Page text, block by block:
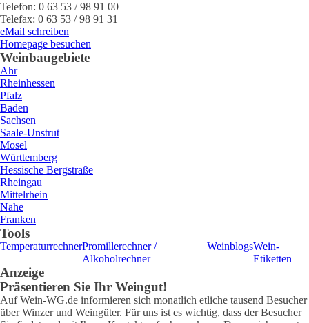
Telefon: 0 63 53 / 98 91 00
Telefax: 0 63 53 / 98 91 31
eMail schreiben
Homepage besuchen
Weinbaugebiete
Ahr
Rheinhessen
Pfalz
Baden
Sachsen
Saale-Unstrut
Mosel
Württemberg
Hessische Bergstraße
Rheingau
Mittelrhein
Nahe
Franken
Tools
TemperaturrechnerPromillerechner /
Alkoholrechner
WeinblogsWein-
Etiketten
Anzeige
Präsentieren Sie Ihr Weingut!
Auf Wein-WG.de informieren sich monatlich etliche tausend Besucher
über Winzer und Weingüter. Für uns ist es wichtig, dass der Besucher